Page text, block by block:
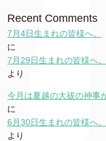
Recent Comments
7月4日生まれの皆様へ。
に
7月29日生まれの皆様へ。
より
今月は夏越の大祓の神事
に
6月30日生まれの皆様へ。
より